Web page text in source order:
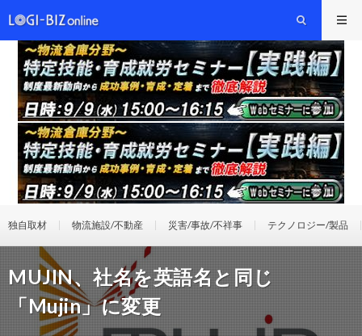
独自取材 物流施設/不動産 災害/事故/不祥事 テクノロジー/製品
MUJIN、社名を英語名と同じ
「Mujin」に変更